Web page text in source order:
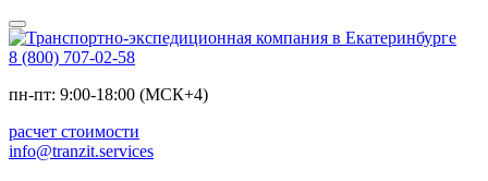
8 (800) 707-02-58
пн-пт: 9:00-18:00 (МСК+4)
расчет стоимости
info@tranzit.services